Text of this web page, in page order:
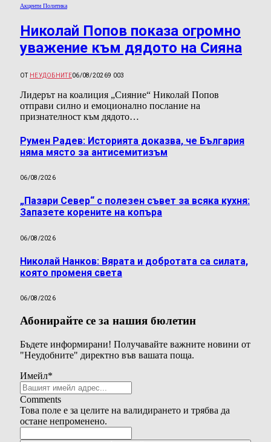
Акценти Политика
Николай Попов показа огромно
уважение към дядото на Сияна
ОТ НЕУДОБНИТЕ06/08/20269 003
Лидерът на коалиция „Сияние“ Николай Попов
отправи силно и емоционално послание на
признателност към дядото…
Румен Радев: Историята доказва, че България
няма място за антисемитизъм
06/08/2026
„Пазари Север“ с полезен съвет за всяка кухня:
Запазете корените на копъра
06/08/2026
Николай Нанков: Вярата и добротата са силата,
която променя света
06/08/2026
Абонирайте се за нашия бюлетин
Бъдете информирани! Получавайте важните новини от
"Неудобните" директно във вашата поща.
Имейл*
Comments
Това поле е за целите на валидирането и трябва да
остане непроменено.